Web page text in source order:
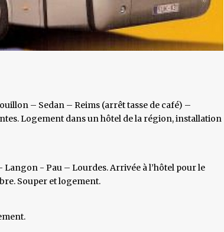
– Sedan – Reims (arrêt tasse de café) –
Logement dans un hôtel de la région, installation
- Pau – Lourdes. Arrivée à l’hôtel pour le
Souper et logement.